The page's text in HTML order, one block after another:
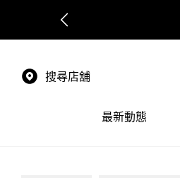
搜尋店舖
最新動態